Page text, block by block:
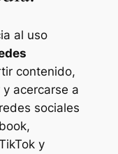
al uso
contenido,
acercarse a
sociales
y